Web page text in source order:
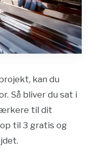
kan du
Så bliver du sat i
til dit
til 3 gratis og